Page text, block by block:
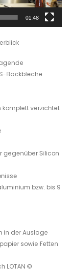
01:48
Backbleche
komplett verzichtet
gegenüber Silicon
bzw. bis 9
in der Auslage
sowie Fetten
LOTAN ©